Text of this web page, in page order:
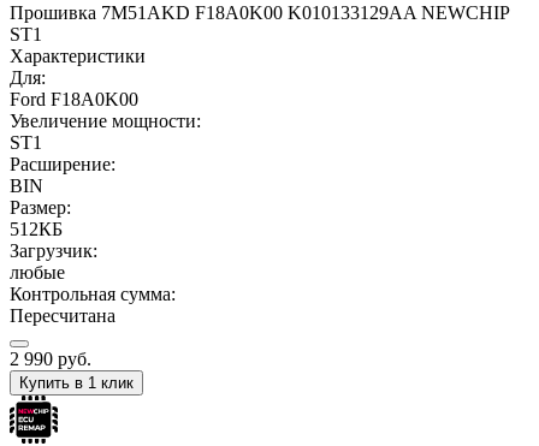
Прошивка 7M51AKD F18A0K00 K010133129AA NEWCHIP
ST1
Характеристики
Для:
Ford F18A0K00
Увеличение мощности:
ST1
Расширение:
BIN
Размер:
512КБ
Загрузчик:
любые
Контрольная сумма:
Пересчитана
2 990 руб.
Купить в 1 клик